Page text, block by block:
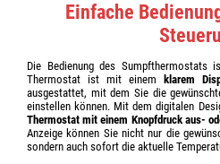
Einfache
Die Bedienung des Sumpfthermostats
Thermostat ist mit einem
klarem
ausgestattet, mit dem Sie die
einstellen können. Mit dem digitalen
Thermostat mit einem Knopfdruck aus-
Anzeige können Sie nicht nur die
sondern auch sofort die aktuelle